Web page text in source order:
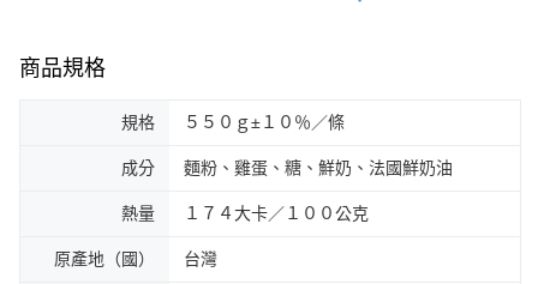
商品規格
規格 ５５０ｇ±１０％／條
成分 麵粉、雞蛋、糖、鮮奶、法國鮮奶油
熱量 １７４大卡／１００公克
原產地（國） 台灣